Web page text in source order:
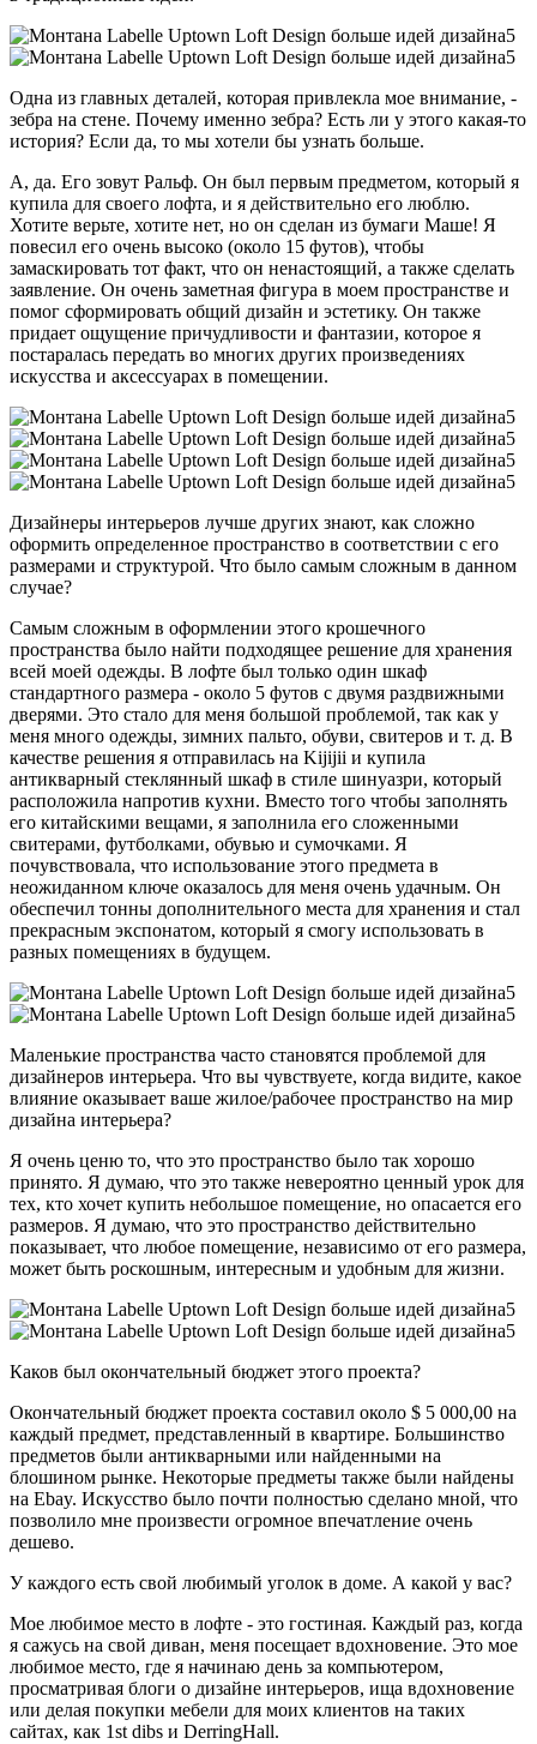
Одна из главных деталей, которая привлекла мое внимание, -
зебра на стене. Почему именно зебра? Есть ли у этого какая-то
история? Если да, то мы хотели бы узнать больше.
А, да. Его зовут Ральф. Он был первым предметом, который я
купила для своего лофта, и я действительно его люблю.
Хотите верьте, хотите нет, но он сделан из бумаги Маше! Я
повесил его очень высоко (около 15 футов), чтобы
замаскировать тот факт, что он ненастоящий, а также сделать
заявление. Он очень заметная фигура в моем пространстве и
помог сформировать общий дизайн и эстетику. Он также
придает ощущение причудливости и фантазии, которое я
постаралась передать во многих других произведениях
искусства и аксессуарах в помещении.
Дизайнеры интерьеров лучше других знают, как сложно
оформить определенное пространство в соответствии с его
размерами и структурой. Что было самым сложным в данном
случае?
Самым сложным в оформлении этого крошечного
пространства было найти подходящее решение для хранения
всей моей одежды. В лофте был только один шкаф
стандартного размера - около 5 футов с двумя раздвижными
дверями. Это стало для меня большой проблемой, так как у
меня много одежды, зимних пальто, обуви, свитеров и т. д. В
качестве решения я отправилась на Kijijii и купила
антикварный стеклянный шкаф в стиле шинуазри, который
расположила напротив кухни. Вместо того чтобы заполнять
его китайскими вещами, я заполнила его сложенными
свитерами, футболками, обувью и сумочками. Я
почувствовала, что использование этого предмета в
неожиданном ключе оказалось для меня очень удачным. Он
обеспечил тонны дополнительного места для хранения и стал
прекрасным экспонатом, который я смогу использовать в
разных помещениях в будущем.
Маленькие пространства часто становятся проблемой для
дизайнеров интерьера. Что вы чувствуете, когда видите, какое
влияние оказывает ваше жилое/рабочее пространство на мир
дизайна интерьера?
Я очень ценю то, что это пространство было так хорошо
принято. Я думаю, что это также невероятно ценный урок для
тех, кто хочет купить небольшое помещение, но опасается его
размеров. Я думаю, что это пространство действительно
показывает, что любое помещение, независимо от его размера,
может быть роскошным, интересным и удобным для жизни.
Каков был окончательный бюджет этого проекта?
Окончательный бюджет проекта составил около $ 5 000,00 на
каждый предмет, представленный в квартире. Большинство
предметов были антикварными или найденными на
блошином рынке. Некоторые предметы также были найдены
на Ebay. Искусство было почти полностью сделано мной, что
позволило мне произвести огромное впечатление очень
дешево.
У каждого есть свой любимый уголок в доме. А какой у вас?
Мое любимое место в лофте - это гостиная. Каждый раз, когда
я сажусь на свой диван, меня посещает вдохновение. Это мое
любимое место, где я начинаю день за компьютером,
просматривая блоги о дизайне интерьеров, ища вдохновение
или делая покупки мебели для моих клиентов на таких
сайтах, как 1st dibs и DerringHall.